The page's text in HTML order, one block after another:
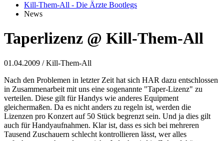
Kill-Them-All - Die Ärzte Bootlegs
News
Taperlizenz @ Kill-Them-All
01.04.2009 / Kill-Them-All
Nach den Problemen in letzter Zeit hat sich HAR dazu entschlossen
in Zusammenarbeit mit uns eine sogenannte "Taper-Lizenz" zu
verteilen. Diese gilt für Handys wie anderes Equipment
gleichermaßen. Da es nicht anders zu regeln ist, werden die
Lizenzen pro Konzert auf 50 Stück begrenzt sein. Und ja dies gilt
auch für Handyaufnahmen. Klar ist, dass es sich bei mehreren
Tausend Zuschauern schlecht kontrollieren lässt, wer alles